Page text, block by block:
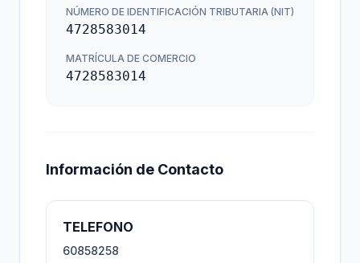
NÚMERO DE IDENTIFICACIÓN TRIBUTARIA (NIT)
4728583014
MATRÍCULA DE COMERCIO
4728583014
Información de Contacto
TELEFONO
60858258